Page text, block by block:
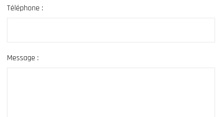
Téléphone :
Message :